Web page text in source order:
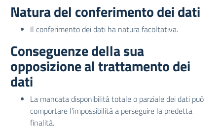
Natura del conferimento dei dati
Il conferimento dei dati ha natura facoltativa.
Conseguenze della sua
opposizione al trattamento dei
dati
La mancata disponibilità totale o parziale dei dati può
comportare l’impossibilità a perseguire la predetta
finalità.